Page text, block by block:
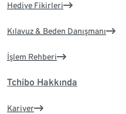
Hediye Fikirleri
Kılavuz & Beden Danışmanı
İşlem Rehberi
Tchibo Hakkında
Kariyer